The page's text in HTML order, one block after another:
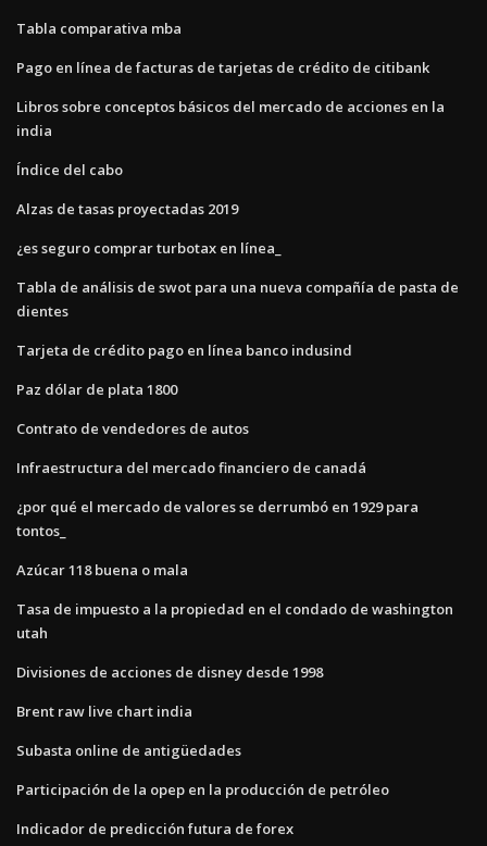
Tabla comparativa mba
Pago en línea de facturas de tarjetas de crédito de citibank
Libros sobre conceptos básicos del mercado de acciones en la
india
Índice del cabo
Alzas de tasas proyectadas 2019
¿es seguro comprar turbotax en línea_
Tabla de análisis de swot para una nueva compañía de pasta de
dientes
Tarjeta de crédito pago en línea banco indusind
Paz dólar de plata 1800
Contrato de vendedores de autos
Infraestructura del mercado financiero de canadá
¿por qué el mercado de valores se derrumbó en 1929 para
tontos_
Azúcar 118 buena o mala
Tasa de impuesto a la propiedad en el condado de washington
utah
Divisiones de acciones de disney desde 1998
Brent raw live chart india
Subasta online de antigüedades
Participación de la opep en la producción de petróleo
Indicador de predicción futura de forex